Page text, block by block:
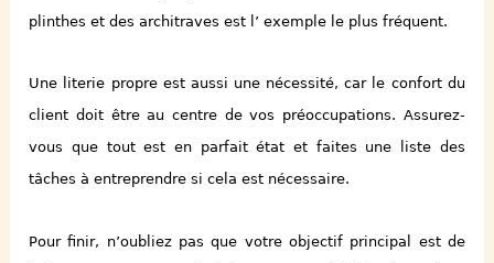
plinthes et des architraves est l’ exemple le plus fréquent.
Une literie propre est aussi une nécessité, car le confort du
client doit être au centre devos préoccupations. Assurez-
vous que tout est en parfait état et faites une liste des
tâches à entreprendre si cela est nécessaire.
Pour finir, n’oubliez pas que votre objectif principal est de